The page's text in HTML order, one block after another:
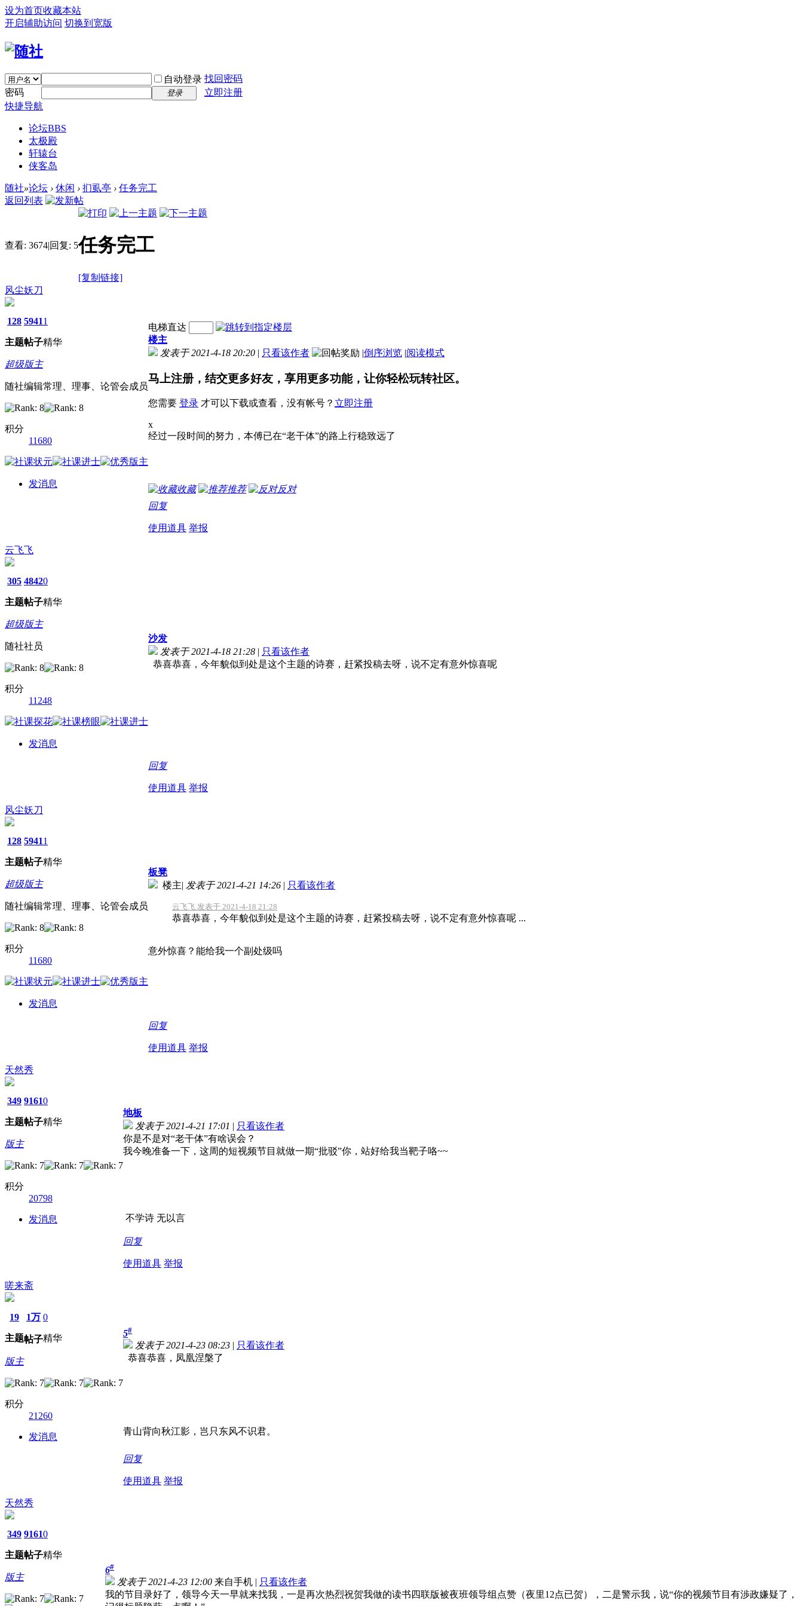
设为首页收藏本站
开启辅助访问 切换到宽版
自动登录 找回密码
密码
登录
立即注册
快捷导航
论坛BBS
太极殿
轩辕台
侠客岛
随社»论坛 › 休闲 › 扪虱亭 › 任务完工
返回列表
查看: 3674|回复: 5任务完工
[复制链接]
风尘妖刀
128
主题
5941
帖子
1
精华
超级版主
随社编辑常理、理事、论管会成员
积分
11680
发消息
电梯直达
楼主
发表于 2021-4-18 20:20 | 只看该作者 |倒序浏览 |阅读模式
马上注册，结交更多好友，享用更多功能，让你轻松玩转社区。
您需要 登录 才可以下载或查看，没有帐号？ 立即注册
x
经过一段时间的努力，本傅已在“老干体”的路上行稳致远了
收藏 推荐
反对
回复
使用道具 举报
云飞飞
305
主题
4842
帖子
0
精华
超级版主
随社社员
积分
11248
发消息
沙发
发表于 2021-4-18 21:28 | 只看该作者
恭喜恭喜，今年貌似到处是这个主题的诗赛，赶紧投稿去呀，说不定有意外惊喜呢
回复
使用道具 举报
风尘妖刀
128
主题
5941
帖子
1
精华
超级版主
随社编辑常理、理事、论管会成员
积分
11680
发消息
板凳
楼主| 发表于 2021-4-21 14:26 | 只看该作者
云飞飞 发表于 2021-4-18 21:28
恭喜恭喜，今年貌似到处是这个主题的诗赛，赶紧投稿去呀，说不定有意外惊喜呢 ...
意外惊喜？能给我一个副处级吗
回复
使用道具 举报
天然秀
349
主题
9161
帖子
0
精华
版主
积分
20798
发消息
地板
发表于 2021-4-21 17:01 | 只看该作者
你是不是对“老干体”有啥误会？
我今晚准备一下，这周的短视频节目就做一期“批驳”你，站好给我当靶子咯~~
不学诗 无以言
回复
使用道具 举报
嗟来斋
19
主题
1万
帖子
0
精华
版主
积分
21260
发消息
5#
发表于 2021-4-23 08:23 | 只看该作者
恭喜恭喜，凤凰涅槃了
青山背向秋江影，岂只东风不识君。
回复
使用道具 举报
天然秀
349
主题
9161
帖子
0
精华
版主
6#
发表于 2021-4-23 12:00 来自手机 | 只看该作者
我的节目录好了，领导今天一早就来找我，一是再次热烈祝贺我做的读书四联版被夜班领导组点赞（夜里12点已贺），二是警示我，说“你的视频节目有渉政嫌疑了，